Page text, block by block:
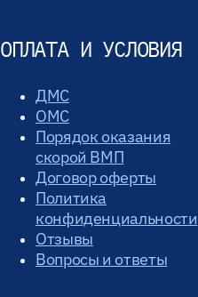
ОПЛАТА И УСЛОВИЯ
ДМС
ОМС
Порядок оказания
скорой ВМП
Договор оферты
Политика
конфиденциальности
Отзывы
Вопросы и ответы